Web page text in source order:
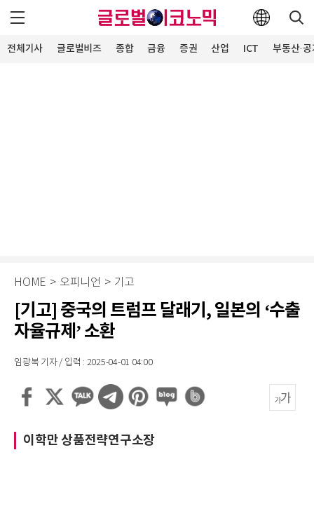
전체기사 글로벌비즈 종합 금융 증권 산업 ICT 부동산·
HOME > 오피니언 > 기고
[기고] 중국의 트럼프 달래기, 일본의 ‘수출
자율규제’ 소환
임광복 기자 / 입력 : 2025-04-01 04:00
이학만 상품전략연구소장